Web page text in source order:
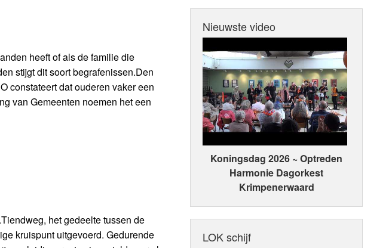
heeft of als de familie die
stijgt dit soort begrafenissen.Den
constateert dat ouderen vaker een
van Gemeenten noemen het een
het gedeelte tussen de
kruispunt uitgevoerd. Gedurende
Nieuwste video
Koningsdag 2026 ~ Optreden
Harmonie Dagorkest
Krimpenerwaard
LOK schijf